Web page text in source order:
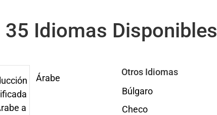
35 Idiomas Disponibles
Árabe
Otros Idiomas
Búlgaro
Checo